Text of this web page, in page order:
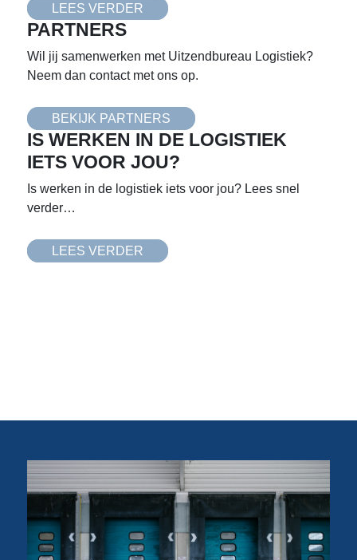
LEES VERDER
PARTNERS
Wil jij samenwerken met Uitzendbureau Logistiek?
Neem dan contact met ons op.
BEKIJK PARTNERS
IS WERKEN IN DE LOGISTIEK
IETS VOOR JOU?
Is werken in de logistiek iets voor jou? Lees snel
verder…
LEES VERDER